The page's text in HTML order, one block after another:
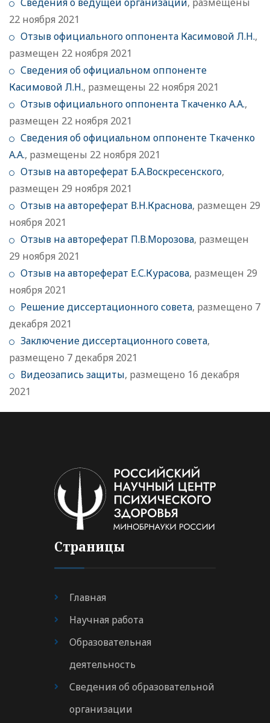
22 ноября 2021
Отзыв официального оппонента Касимовой Л.Н.,
размещен 22 ноября 2021
Сведения об официальном оппоненте
Касимовой Л.Н., размещены 22 ноября 2021
Отзыв официального оппонента Ткаченко А.А.,
размещен 22 ноября 2021
Сведения об официальном оппоненте Ткаченко
А.А., размещены 22 ноября 2021
Отзыв на автореферат Б.А.Воскресенского,
размещен 29 ноября 2021
Отзыв на автореферат В.Н.Краснова, размещен 29
ноября 2021
Отзыв на автореферат П.В.Морозова, размещен
29 ноября 2021
Отзыв на автореферат Е.С.Курасова, размещен 29
ноября 2021
Решение диссертационного совета, размещено 7
декабря 2021
Заключение диссертационного совета,
размещено 7 декабря 2021
Видеозапись защиты, размещено 16 декабря
2021
Страницы
Главная
Научная работа
Образовательная
деятельность
Сведения об образовательной
организации